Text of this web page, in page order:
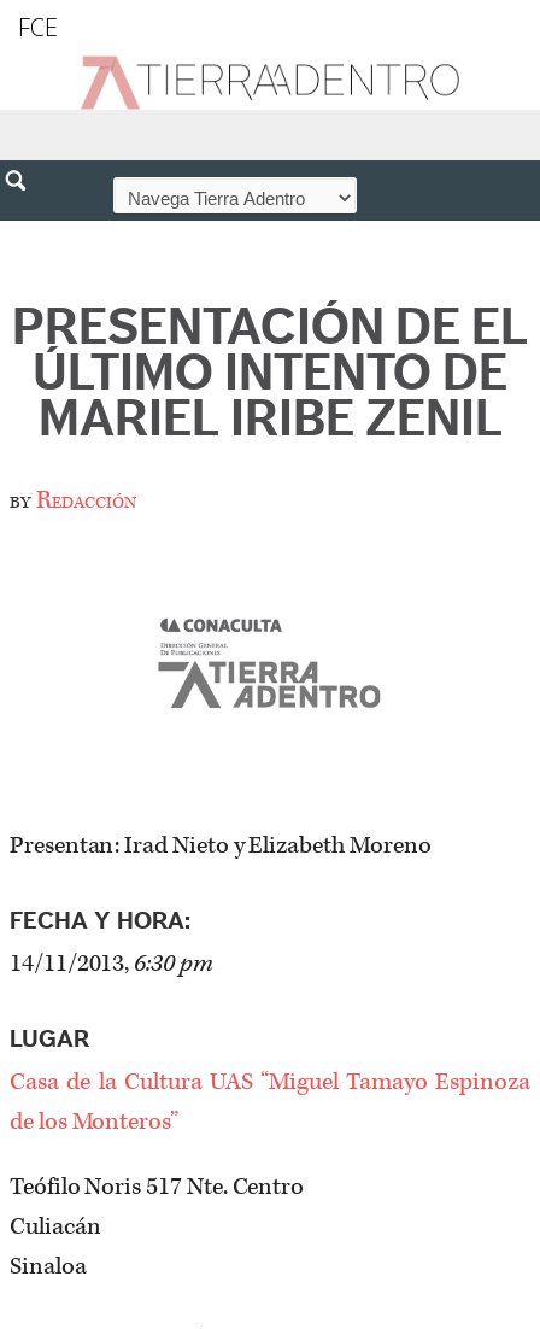
FCE
PRESENTACIÓN DE EL
ÚLTIMO INTENTO DE
MARIEL IRIBE ZENIL
byRedacción
Presentan: Irad Nieto y Elizabeth Moreno
FECHA Y HORA:
14/11/2013,6:30 pm
LUGAR
Casa de la Cultura UAS “Miguel Tamayo Espinoza
de los Monteros”
Teófilo Noris 517 Nte. Centro
Culiacán
Sinaloa